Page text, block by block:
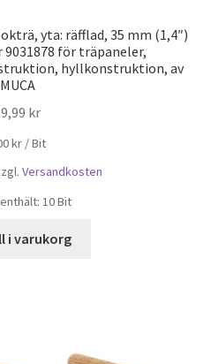
yta: räfflad, 35 mm (1,4″)
9031878 för träpaneler,
hyllkonstruktion, av
kr
kr /Bit
Versandkosten
10Bit
i varukorg